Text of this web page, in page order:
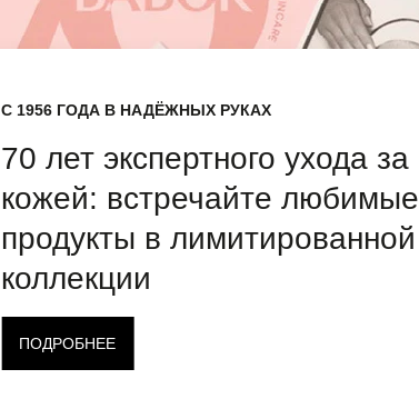
С 1956 ГОДА В НАДЁЖНЫХ РУКАХ
70 лет экспертного ухода за
кожей: встречайте любимые
продукты в лимитированной
коллекции
ПОДРОБНЕЕ